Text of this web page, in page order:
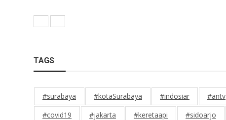
TAGS
#surabaya #kotaSurabaya #indosiar #antv
#covid19
#jakarta #keretaapi #sidoarjo